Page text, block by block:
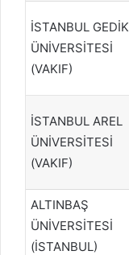
İSTANBUL GEDİK
ÜNİVERSİTESİ
(VAKIF)
İSTANBUL AREL
ÜNİVERSİTESİ
(VAKIF)
ALTINBAŞ
ÜNİVERSİTESİ
(İSTANBUL)